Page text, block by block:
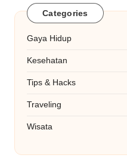
Categories
Gaya Hidup
Kesehatan
Tips & Hacks
Traveling
Wisata